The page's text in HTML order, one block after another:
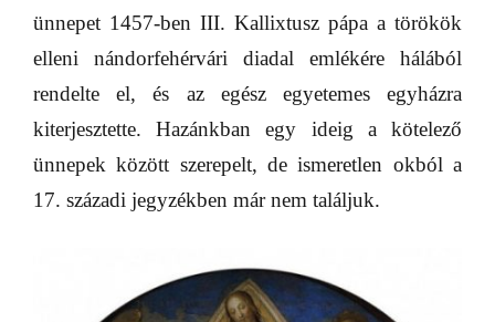
ünnepet 1457-ben III. Kallixtusz pápa a törökök
elleni nándorfehérvári diadal emlékére hálából
rendelte el, és az egész egyetemes egyházra
kiterjesztette. Hazánkban egy ideig a kötelező
ünnepek között szerepelt, de ismeretlen okból a
17. századi jegyzékben már nem találjuk.